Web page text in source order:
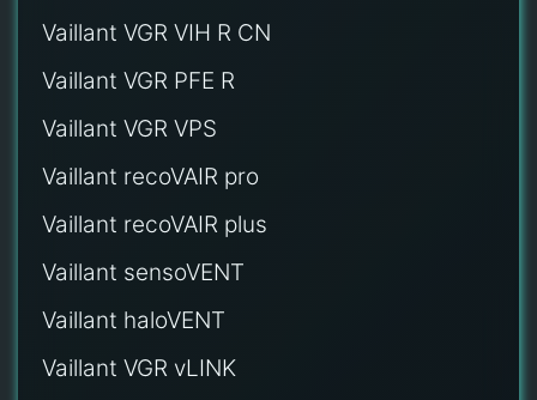
Vaillant VGR VIH R CN
Vaillant VGR PFE R
Vaillant VGR VPS
Vaillant recoVAIR pro
Vaillant recoVAIR plus
Vaillant sensoVENT
Vaillant haloVENT
Vaillant VGR vLINK